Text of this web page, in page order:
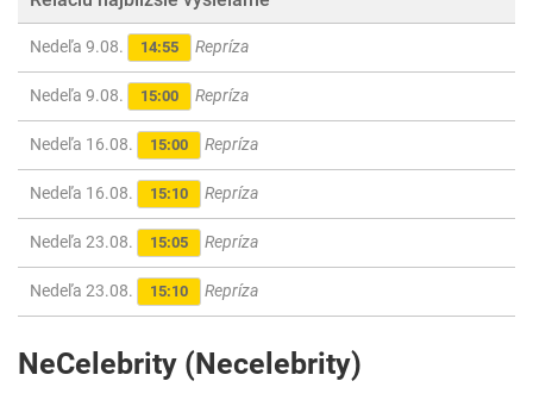
Nedeľa 9.08. 14:55 Repríza
Nedeľa 9.08. 15:00 Repríza
Nedeľa 16.08. 15:00 Repríza
Nedeľa 16.08. 15:10 Repríza
Nedeľa 23.08. 15:05 Repríza
Nedeľa 23.08. 15:10 Repríza
NeCelebrity (Necelebrity)